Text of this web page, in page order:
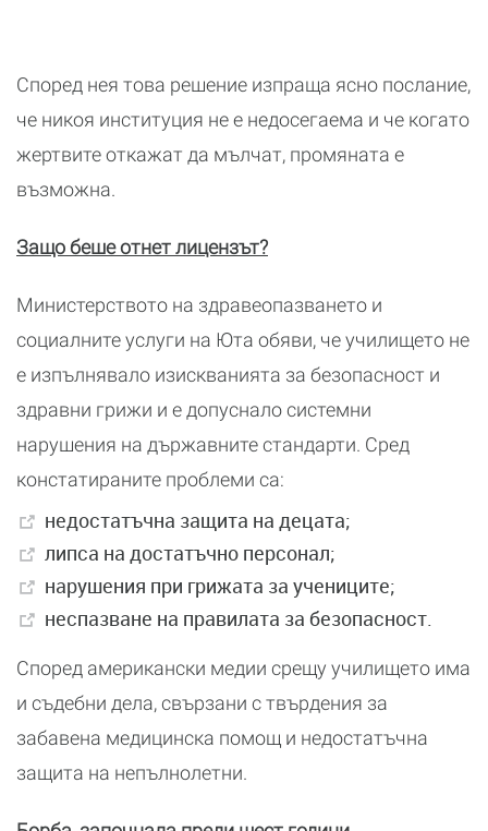
Според нея това решение изпраща ясно послание,
че никоя институция не е недосегаема и че когато
жертвите откажат да мълчат, промяната е
възможна.
Защо беше отнет лицензът?
Министерството на здравеопазването и
социалните услуги на Юта обяви, че училището не
е изпълнявало изискванията за безопасност и
здравни грижи и е допуснало системни
нарушения на държавните стандарти. Сред
констатираните проблеми са:
недостатъчна защита на децата;
липса на достатъчно персонал;
нарушения при грижата за учениците;
неспазване на правилата за безопасност.
Според американски медии срещу училището има
и съдебни дела, свързани с твърдения за
забавена медицинска помощ и недостатъчна
защита на непълнолетни.